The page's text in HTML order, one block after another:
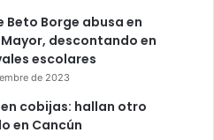
Beto Borge abusa en
descontando en
escolares
de 2023
cobijas: hallan otro
en Cancún